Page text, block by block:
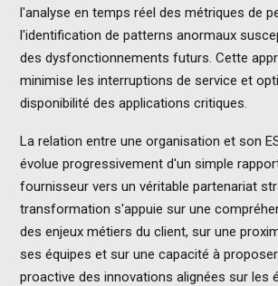
l'analyse en temps réel des métriques de
l'identification de patterns anormaux
des dysfonctionnements futurs. Cette
minimise les interruptions de service et
disponibilité des applications critiques.
La relation entre une organisation et son
évolue progressivement d'un simple
fournisseur vers un véritable partenariat
transformation s'appuie sur une
des enjeux métiers du client, sur une
ses équipes et sur une capacité à
proactive des innovations alignées sur les